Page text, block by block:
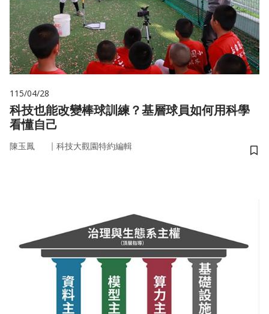
115/04/28
科技也能改變棒球訓練？基層球員如何用科學
看懂自己
陳玉鳳 ｜ 科技大觀園特約編輯
儲